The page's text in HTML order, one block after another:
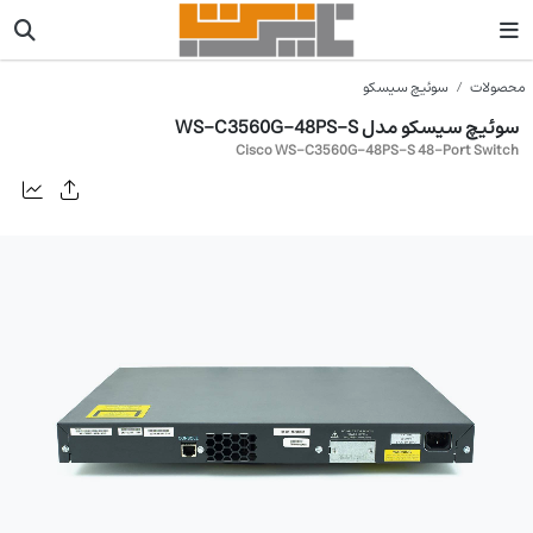
محصولات سوئیچ سیسکو
سوئیچ سیسکو مدل WS-C3560G-48PS-S
Cisco WS-C3560G-48PS-S 48-Port Switch